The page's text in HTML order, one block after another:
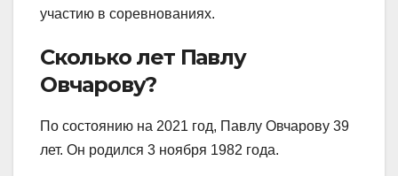
участию в соревнованиях.
Сколько лет Павлу
Овчарову?
По состоянию на 2021 год, Павлу Овчарову 39
лет. Он родился 3 ноября 1982 года.